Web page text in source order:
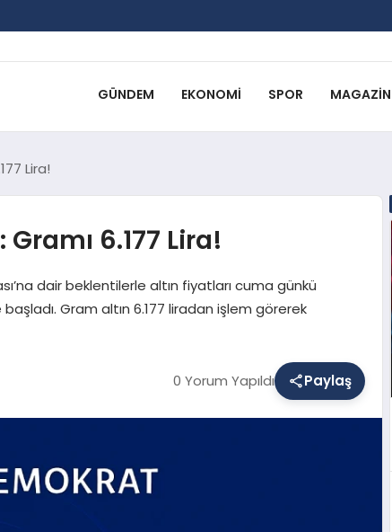
GÜNDEM EKONOMI SPOR MAGAZIN
Lira!
6.177 Lira!
dair beklentilerle altın fiyatları cuma günkü
Gram altın 6.177 liradan işlem görerek
0 Yorum Yapıldı Paylaş